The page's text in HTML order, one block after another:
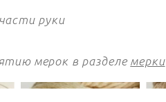
руки
мерок в разделе мерки